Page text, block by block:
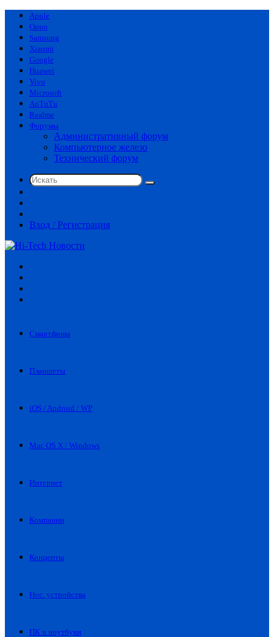
Apple
Oppo
Samsung
Xiaomi
Google
Huawei
Vivo
Microsoft
AnTuTu
Realme
Форумы
Административный форум
Компьютерное железо
Технический форум
Искать
статья
Вход / Регистрация
Смартфоны
Планшеты
iOS / Android / WP
Mac OS X / Windows
Интернет
Компании
Концепты
Нос. устройства
ПК и ноутбуки